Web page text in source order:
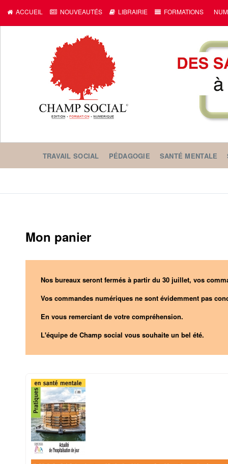
ACCUEIL NOUVEAUTÉS LIBRAIRIE FORMATIONS
TRAVAIL SOCIAL PÉDAGOGIE SANTÉ MENTALE
Mon panier
Nos bureaux seront fermés à partir du 30 juillet, vos
Vos commandes numériques ne sont évidemment pas
En vous remerciant de votre compréhension.
L'équipe de Champ social vous souhaite un bel été.